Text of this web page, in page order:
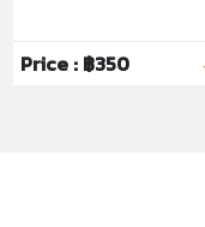
Price : ฿350